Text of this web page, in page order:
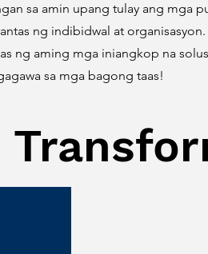
sa amin upang tulay ang mga
ng indibidwal at
ng aming mga iniangkop na
sa mga bagong taas!